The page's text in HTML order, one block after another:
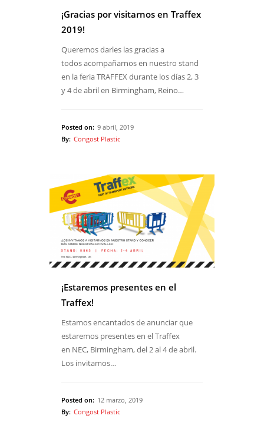
¡Gracias por visitarnos en Traffex
2019!
Queremos darles las gracias a
todos acompañarnos en nuestro stand
en la feria TRAFFEX durante los días 2, 3
y 4 de abril en Birmingham, Reino…
Posted on: 9 abril, 2019
By: Congost Plastic
¡Estaremos presentes en el
Traffex!
Estamos encantados de anunciar que
estaremos presentes en el Traffex
en NEC, Birmingham, del 2 al 4 de abril.
Los invitamos…
Posted on: 12 marzo, 2019
By: Congost Plastic